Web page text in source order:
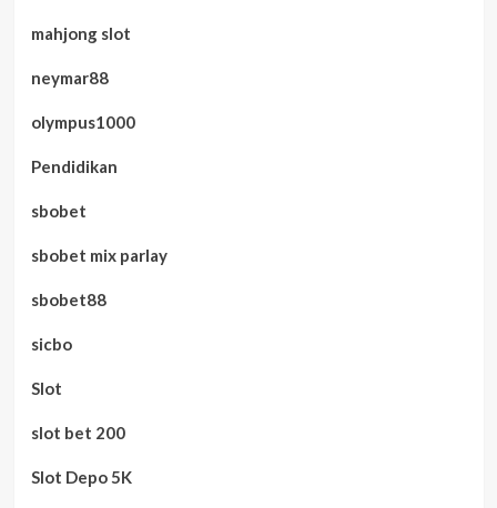
mahjong slot
neymar88
olympus1000
Pendidikan
sbobet
sbobet mix parlay
sbobet88
sicbo
Slot
slot bet 200
Slot Depo 5K